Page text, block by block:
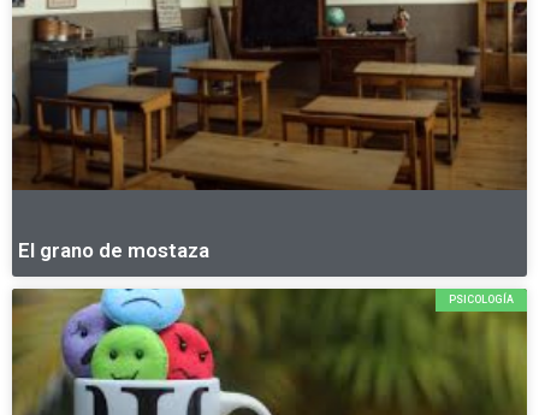
El grano de mostaza
PSICOLOGÍA